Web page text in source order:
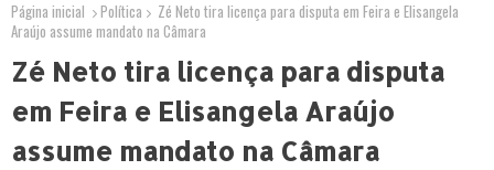
Página inicial Política
Zé Neto tira licença para disputa em Feira e Elisangela
Araújo assume mandato na Câmara
Zé Neto tira licença para disputa
em Feira e Elisangela Araújo
assume mandato na Câmara